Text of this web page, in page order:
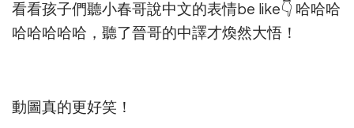
看看孩子們聽小春哥說中文的表情be like👇 哈哈哈
哈哈哈哈哈，聽了晉哥的中譯才煥然大悟！
動圖真的更好笑！